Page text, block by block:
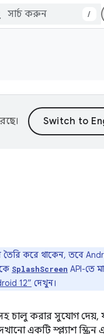
/
তৈরি করে থাকেন, তবে
SplashScreen API-তে
12” দেখুন।
করার সুযোগ দেয়,
একটি স্প্ল্যাশ স্ক্রিন